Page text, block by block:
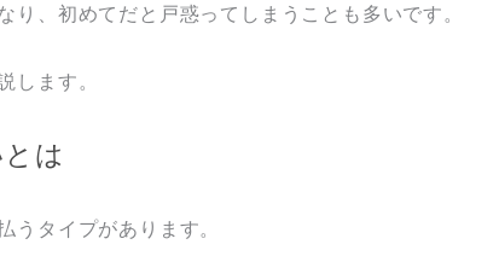
、初めてだと戸惑ってしまうことも多いです。
します。
は
うタイプがあります。